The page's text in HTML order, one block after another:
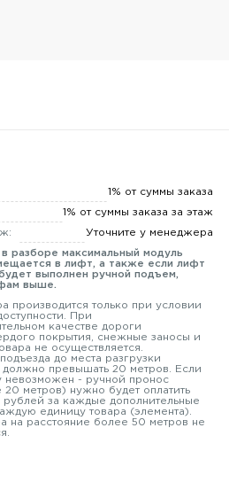
1% от суммы заказа
1% от суммы заказа за этаж
Уточните у менеджера
в разборе максимальный модуль
в лифт, а также если лифт
выполнен ручной подъем,
выше.
производится только при условии
При
качестве дороги
покрытия, снежные заносы и
не осуществляется.
до места разгрузки
должно превышать 20 метров. Если
невозможен - ручной пронос
метров) нужно будет оплатить
рублей за каждые дополнительные
единицу товара (элемента).
на расстояние более 50 метров не